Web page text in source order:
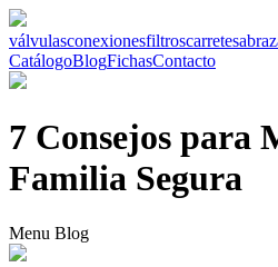
válvulasconexionesfiltroscarretes
CatálogoBlogFichasContacto
7 Consejos para
Familia Segura
Menu Blog